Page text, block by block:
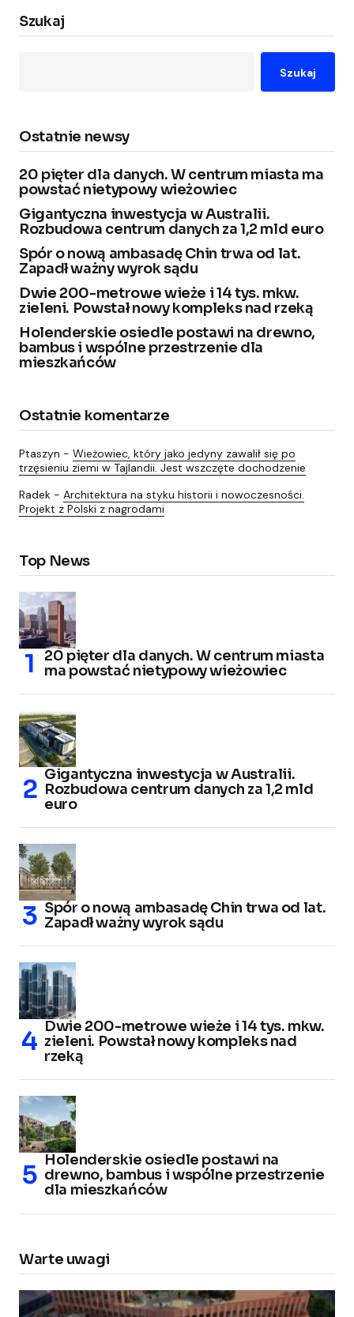
Szukaj
Szukaj
Ostatnie newsy
20 pięter dla danych. W centrum miasta ma
powstać nietypowy wieżowiec
Gigantyczna inwestycja w Australii.
Rozbudowa centrum danych za 1,2 mld euro
Spór o nową ambasadę Chin trwa od lat.
Zapadł ważny wyrok sądu
Dwie 200-metrowe wieże i 14 tys. mkw.
zieleni. Powstał nowy kompleks nad rzeką
Holenderskie osiedle postawi na drewno,
bambus i wspólne przestrzenie dla
mieszkańców
Ostatnie komentarze
Ptaszyn - Wieżowiec, który jako jedyny zawalił się po
trzęsieniu ziemi w Tajlandii. Jest wszczęte dochodzenie
Radek - Architektura na styku historii i nowoczesności.
Projekt z Polski z nagrodami
Top News
20 pięter dla danych. W centrum miasta
ma powstać nietypowy wieżowiec
Gigantyczna inwestycja w Australii.
Rozbudowa centrum danych za 1,2 mld
euro
Spór o nową ambasadę Chin trwa od lat.
Zapadł ważny wyrok sądu
Dwie 200-metrowe wieże i 14 tys. mkw.
zieleni. Powstał nowy kompleks nad
rzeką
Holenderskie osiedle postawi na
drewno, bambus i wspólne przestrzenie
dla mieszkańców
Warte uwagi